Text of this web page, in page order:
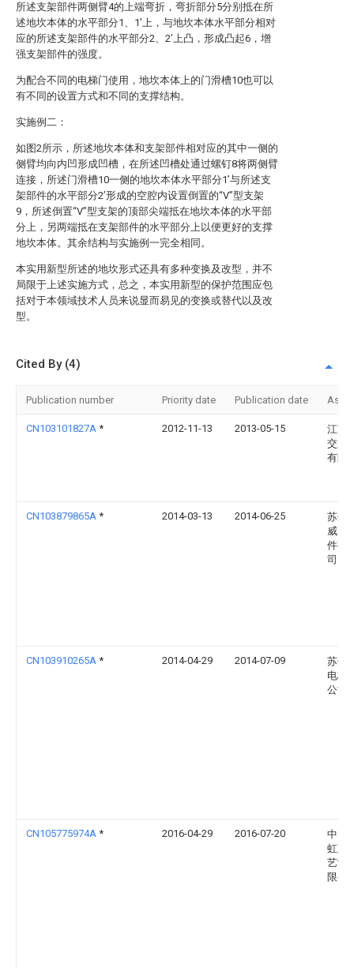
所述支架部件两侧臂4的上端弯折，弯折部分5分别抵在所
述地坎本体的水平部分1、1’上，与地坎本体水平部分相对
应的所述支架部件的水平部分2、2’上凸，形成凸起6，增
强支架部件的强度。
为配合不同的电梯门使用，地坎本体上的门滑槽10也可以
有不同的设置方式和不同的支撑结构。
实施例二：
如图2所示，所述地坎本体和支架部件相对应的其中一侧的
侧臂均向内凹形成凹槽，在所述凹槽处通过螺钉8将两侧臂
连接，所述门滑槽10一侧的地坎本体水平部分1’与所述支
架部件的水平部分2’形成的空腔内设置倒置的“V”型支架
9，所述倒置“V”型支架的顶部尖端抵在地坎本体的水平部
分上，另两端抵在支架部件的水平部分上以便更好的支撑
地坎本体。其余结构与实施例一完全相同。
本实用新型所述的地坎形式还具有多种变换及改型，并不
局限于上述实施方式，总之，本实用新型的保护范围应包
括对于本领域技术人员来说显而易见的变换或替代以及改
型。
Cited By (4)
Publication number Priority date Publication date
CN103101827A * 2012-11-13 2013-05-15
江苏
交通
有限
CN103879865A * 2014-03-13 2014-06-25
苏州
威电
件有
司
CN103910265A * 2014-04-29 2014-07-09
苏州
电梯
公司
CN105775974A * 2016-04-29 2016-07-20
中山
虹五
艺制
限公